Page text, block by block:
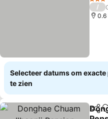
3
/
0.6
Selecteer datums om
te zien